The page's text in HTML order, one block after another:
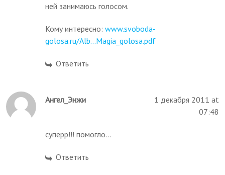
ней занимаюсь голосом.
Кому интересно:www.svoboda-
golosa.ru/Alb...Magia_golosa.pdf
Ответить
Ангел_Энжи
1 декабря 2011 at
07:48
суперр!!! помогло...
Ответить